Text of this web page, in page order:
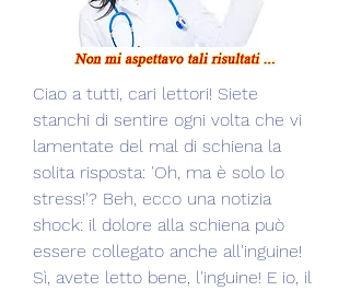
Ciao a tutti, cari lettori! Siete
stanchi di sentire ogni volta che vi
lamentate del mal di schiena la
solita risposta: 'Oh, ma è solo lo
stress!'? Beh, ecco una notizia
shock: il dolore alla schiena può
essere collegato anche all'inguine!
Sì, avete letto bene, l'inguine! E io, il